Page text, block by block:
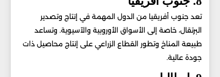
تعد جنوب أفريقيا من الدول المهمة في إنتاج وتصدير
البرتقال، خاصة إلى الأسواق الأوروبية والآسيوية. وتساعد
طبيعة المناخ وتطور القطاع الزراعي على إنتاج محاصيل ذات
جودة عالية.